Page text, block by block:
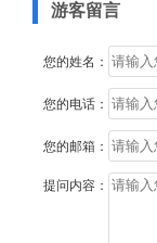
游客留言
您的姓名：
您的电话：
您的邮箱：
提问内容：